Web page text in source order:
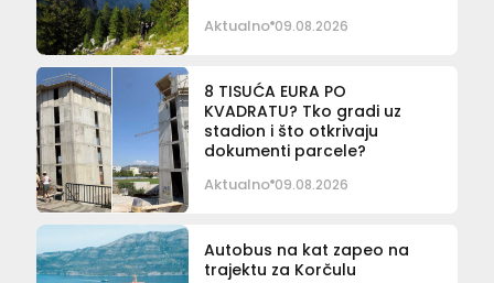
Aktualno 09.08.2026
8 TISUĆA EURA PO
KVADRATU? Tko gradi uz
stadion i što otkrivaju
dokumenti parcele?
Aktualno 09.08.2026
Autobus na kat zapeo na
trajektu za Korčulu